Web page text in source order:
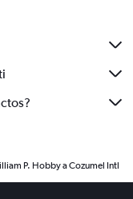
P. Hobby a Cozumel Intl